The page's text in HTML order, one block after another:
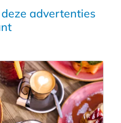
advertenties